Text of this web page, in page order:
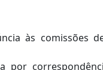
às comissões
por